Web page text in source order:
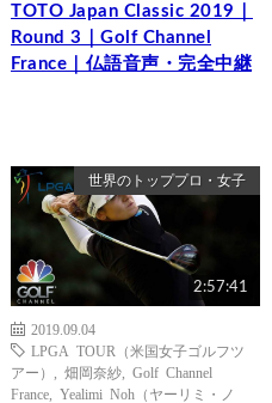
TOTO Japan Classic 2019｜
Round 3｜Golf Channel
France｜仏語音声・完全中継
世界のトッププロ・女子
2:57:41
2019.09.04
LPGA TOUR（米国女子ゴルフツ
アー）
畑岡奈紗
Golf Channel
France
Yealimi Noh（ヤーリミ・ノ